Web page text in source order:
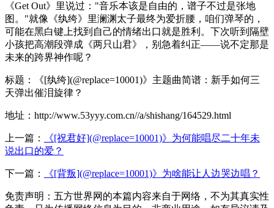
《Get Out》里说过："音乐本该是自由的，谱子不过是张地
图。"就像《纨绔》里澜渊太子最终为爱折腰，咱们弹琴的，
可能在黑白键上找到自己的情绪出口就是胜利。下次听到隔壁
小孩把高潮段弹成《两只山君》，别急着纠正——说不定那是
未来的跨界神作呢？
标题：《[纨绔](@replace=10001)》主题曲简谱：新手如何三
天弹出催泪旋律？
地址：http://www.53yyy.com.cn//a/shishang/164529.html
上一篇：
《[祝君好](@replace=10001)》为何能唱尽二十年未
说出口的爱？
下一篇： 《[背叛](@replace=10001)》为啥能让人边哭边唱？
免责声明：五方世界网的本篇内容来自于网络，不为其真实性